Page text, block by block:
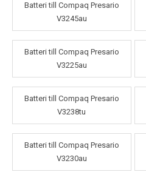
Batteri till Compaq Presario
V3245au
Batteri till Compaq Presario
V3225au
Batteri till Compaq Presario
V3238tu
Batteri till Compaq Presario
V3230au